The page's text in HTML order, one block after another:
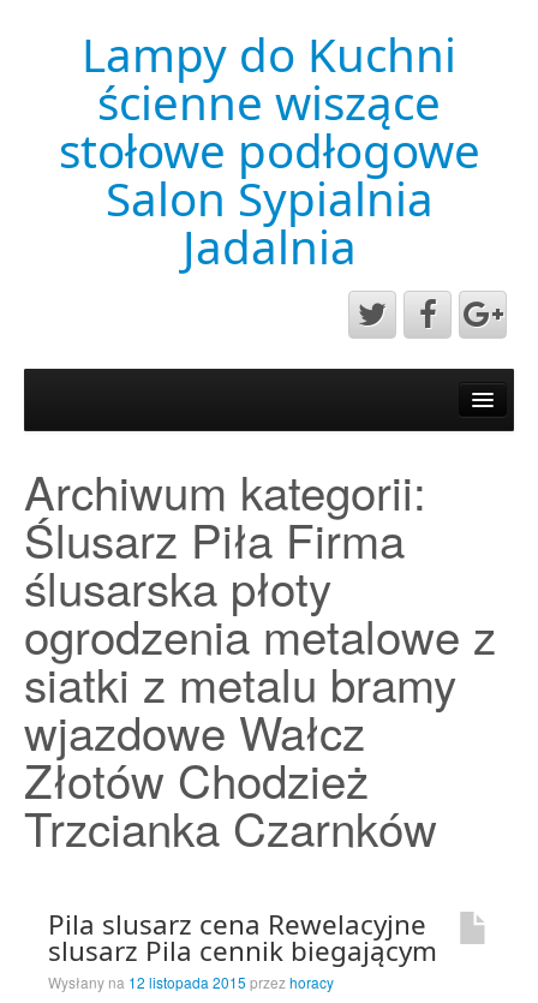
Lampy do Kuchni
ścienne wiszące
stołowe podłogowe
Salon Sypialnia
Jadalnia
Przykładowa strona
Strona Główna
Archiwum kategorii:
Ślusarz Piła Firma
ślusarska płoty
ogrodzenia metalowe z
siatki z metalu bramy
wjazdowe Wałcz
Złotów Chodzież
Trzcianka Czarnków
Pila slusarz cena Rewelacyjne
slusarz Pila cennik biegającym
Wysłany na 12 listopada 2015 przezhoracy